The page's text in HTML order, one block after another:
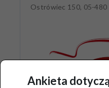
Ostrówiec 150, 05-480
Ankieta